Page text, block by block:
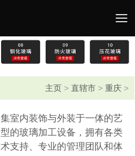
主页 > 直辖市 > 重庆 >
室内装饰与外装于一体的艺
的玻璃加工设备，拥有各类
支持、专业的管理团队和体